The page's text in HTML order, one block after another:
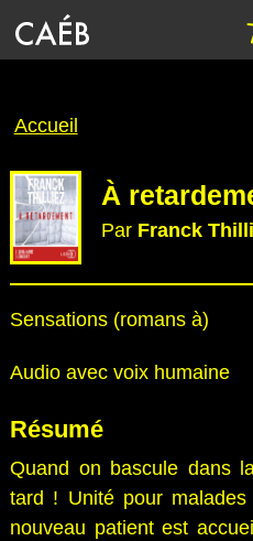
Fil
Accueil
À
Par Franck
Sensations (romans à)
Audio avec voix humaine
Résumé
Quand on bascule dans
tard ! Unité pour
nouveau patient est